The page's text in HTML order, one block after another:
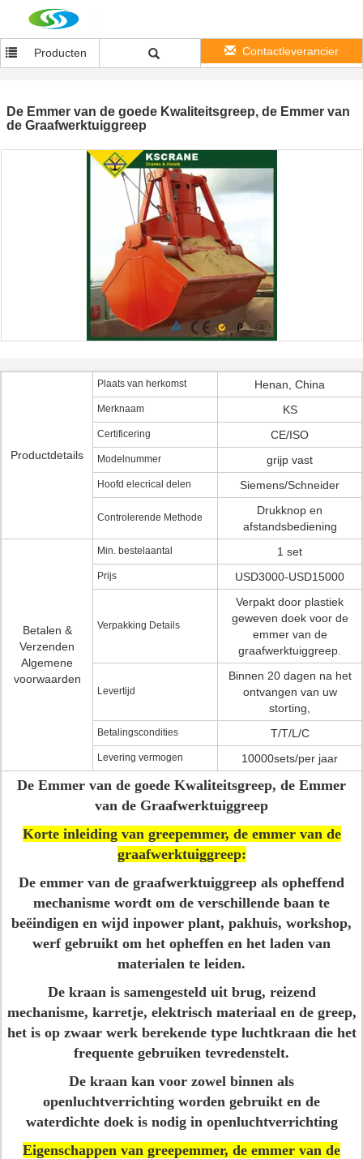
Producten Contactleverancier
De Emmer van de goede Kwaliteitsgreep, de Emmer van
de Graafwerktuiggreep
Productdetails
Plaats van herkomst Henan, China
Merknaam KS
Certificering CE/ISO
Modelnummer grijp vast
Hoofd elecrical delen Siemens/Schneider
Controlerende Methode
Drukknop en
afstandsbediening
Betalen &
Verzenden
Algemene
voorwaarden
Min. bestelaantal 1 set
Prijs USD3000-USD15000
Verpakking Details
Verpakt door plastiek
geweven doek voor de
emmer van de
graafwerktuiggreep.
Levertijd
Binnen 20 dagen na het
ontvangen van uw
storting,
Betalingscondities T/T/L/C
Levering vermogen 10000sets/per jaar
De Emmer van de goede Kwaliteitsgreep, de Emmer
van de Graafwerktuiggreep
Korte inleiding van greepemmer, de emmer van de
graafwerktuiggreep:
De emmer van de graafwerktuiggreep als opheffend
mechanisme wordt om de verschillende baan te
beëindigen en wijd inpower plant, pakhuis, workshop,
werf gebruikt om het opheffen en het laden van
materialen te leiden.
De kraan is samengesteld uit brug, reizend
mechanisme, karretje, elektrisch materiaal en de greep,
het is op zwaar werk berekende type luchtkraan die het
frequente gebruiken tevredenstelt.
De kraan kan voor zowel binnen als
openluchtverrichting worden gebruikt en de
waterdichte doek is nodig in openluchtverrichting
Eigenschappen van greepemmer, de emmer van de